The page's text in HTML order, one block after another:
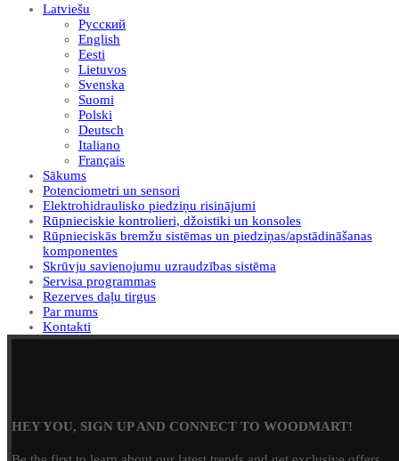
Latviešu
Русский
English
Eesti
Lietuvos
Svenska
Suomi
Polski
Deutsch
Italiano
Français
Sākums
Potenciometri un sensori
Elektrohidraulisko piedziņu risinājumi
Rūpnieciskie kontrolieri, džoistiki un konsoles
Rūpnieciskās bremžu sistēmas un piedziņas/apstādināšanas
komponentes
Skrūvju savienojumu uzraudzības sistēma
Servisa programmas
Rezerves daļu tirgus
Par mums
Kontakti
HEY YOU, SIGN UP AND CONNECT TO WOODMART!